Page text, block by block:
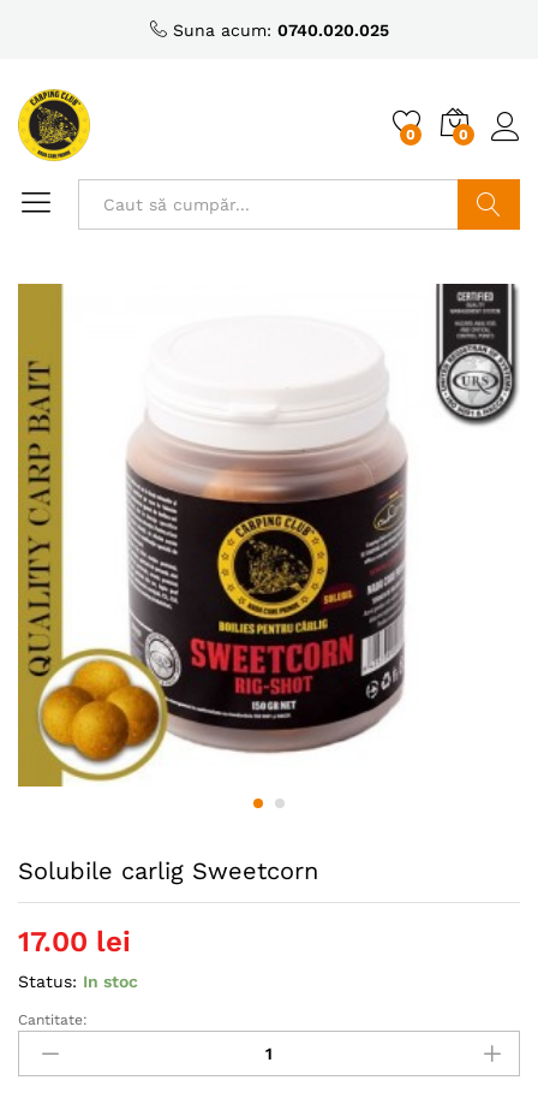
Suna acum: 0740.020.025
0 0
Solubile carlig Sweetcorn
17.00 lei
Status: In stoc
Solubile
carlig
Sweetcorn
Cantitate: